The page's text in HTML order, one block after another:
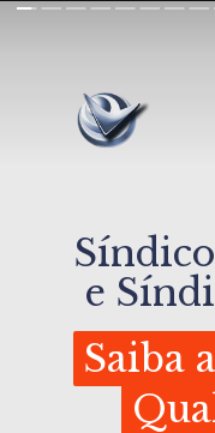
e
Saiba
Saiba